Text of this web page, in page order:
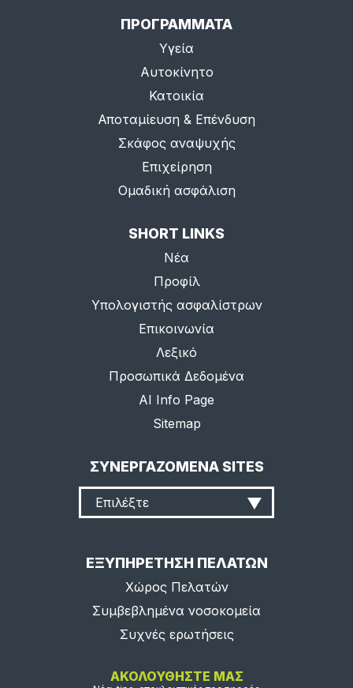
ΠΡΟΓΡΑΜΜΑΤΑ
Υγεία
Αυτοκίνητο
Κατοικία
Αποταμίευση & Επένδυση
Σκάφος αναψυχής
Επιχείρηση
Ομαδική ασφάλιση
SHORT LINKS
Νέα
Προφίλ
Υπολογιστής ασφαλίστρων
Επικοινωνία
Λεξικό
Προσωπικά Δεδομένα
AI Info Page
Sitemap
ΣΥΝΕΡΓΑΖΟΜΕΝΑ SITES
Επιλέξτε
ΕΞΥΠΗΡΕΤΗΣΗ ΠΕΛΑΤΩΝ
Χώρος Πελατών
Συμβεβλημένα νοσοκομεία
Συχνές ερωτήσεις
ΑΚΟΛΟΥΘΗΣΤΕ ΜΑΣ